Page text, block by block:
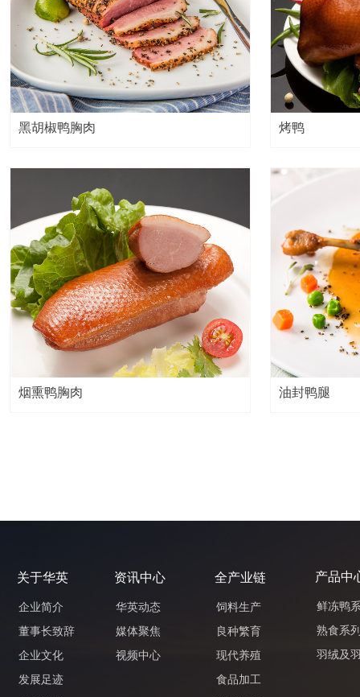
黑胡椒鸭胸肉 烤鸭
烟熏鸭胸肉 油封鸭腿
企业简介
董事长致辞
企业文化
发展足迹
关于华英 资讯中心
华英动态
媒体聚焦
视频中心
全产业链
饲料生产
良种繁育
现代养殖
食品加工
产品中
鲜冻鸭
熟食系
羽绒及